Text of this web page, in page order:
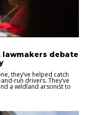
lawmakers debate
they’ve helped catch
run drivers. They’ve
a wildland arsonist to